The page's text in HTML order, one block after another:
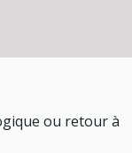
ou retour à